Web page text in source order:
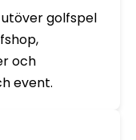
utöver golfspel
och
event.